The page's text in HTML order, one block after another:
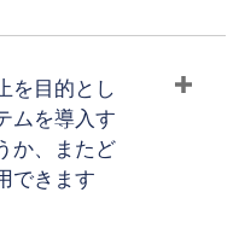
を目的とし
ムを導入す
か、またど
できます